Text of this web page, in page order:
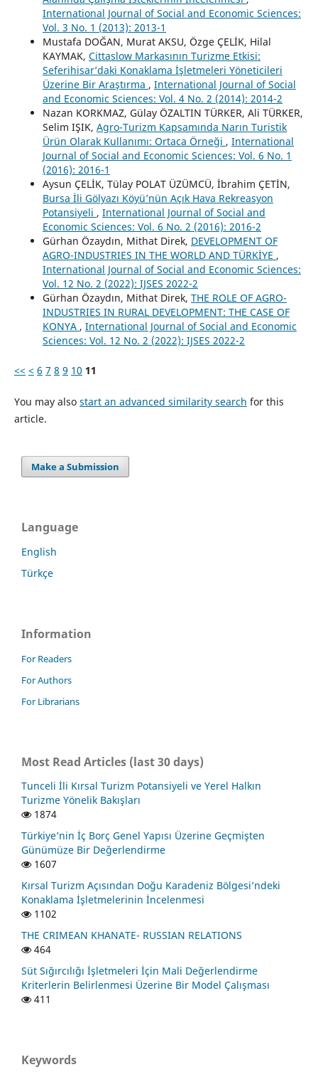
International Journal of Social and Economic Sciences:
Vol. 3 No. 1 (2013): 2013-1
Mustafa DOĞAN, Murat AKSU, Özge ÇELİK, Hilal
KAYMAK, Cittaslow Markasının Turizme Etkisi:
Seferihisar’daki Konaklama İşletmeleri Yöneticileri
Üzerine Bir Araştırma , International Journal of Social
and Economic Sciences: Vol. 4 No. 2 (2014): 2014-2
Nazan KORKMAZ, Gülay ÖZALTIN TÜRKER, Ali TÜRKER,
Selim IŞIK, Agro-Turizm Kapsamında Narın Turistik
Ürün Olarak Kullanımı: Ortaca Örneği , International
Journal of Social and Economic Sciences: Vol. 6 No. 1
(2016): 2016-1
Aysun ÇELİK, Tülay POLAT ÜZÜMCÜ, İbrahim ÇETİN,
Bursa İli Gölyazı Köyü’nün Açık Hava Rekreasyon
Potansiyeli , International Journal of Social and
Economic Sciences: Vol. 6 No. 2 (2016): 2016-2
Gürhan Özaydın, Mithat Direk, DEVELOPMENT OF
AGRO-INDUSTRIES IN THE WORLD AND TÜRKİYE ,
International Journal of Social and Economic Sciences:
Vol. 12 No. 2 (2022): IJSES 2022-2
Gürhan Özaydın, Mithat Direk, THE ROLE OF AGRO-
INDUSTRIES IN RURAL DEVELOPMENT: THE CASE OF
KONYA , International Journal of Social and Economic
Sciences: Vol. 12 No. 2 (2022): IJSES 2022-2
<< < 6 7 8 9 10 11
You may also start an advanced similarity search for this
article.
Make a Submission
Language
English
Türkçe
Information
For Readers
For Authors
For Librarians
Most Read Articles (last 30 days)
Tunceli İli Kırsal Turizm Potansiyeli ve Yerel Halkın
Turizme Yönelik Bakışları
1874
Türkiye’nin İç Borç Genel Yapısı Üzerine Geçmişten
Günümüze Bir Değerlendirme
1607
Kırsal Turizm Açısından Doğu Karadeniz Bölgesi’ndeki
Konaklama İşletmelerinin İncelenmesi
1102
THE CRIMEAN KHANATE- RUSSIAN RELATIONS
464
Süt Sığırcılığı İşletmeleri İçin Mali Değerlendirme
Kriterlerin Belirlenmesi Üzerine Bir Model Çalışması
411
Keywords